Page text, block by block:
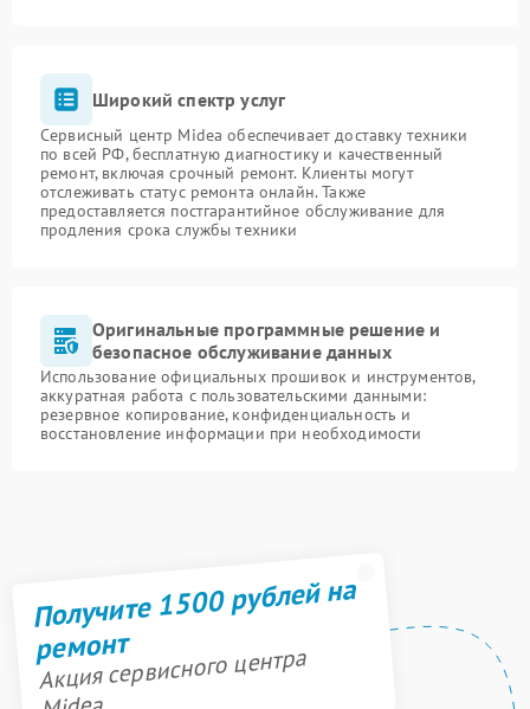
Широкий спектр услуг
Сервисный центр Midea обеспечивает доставку техники
по всей РФ, бесплатную диагностику и качественный
ремонт, включая срочный ремонт. Клиенты могут
отслеживать статус ремонта онлайн. Также
предоставляется постгарантийное обслуживание для
продления срока службы техники
Оригинальные программные решение и
безопасное обслуживание данных
Использование официальных прошивок и инструментов,
аккуратная работа с пользовательскими данными:
резервное копирование, конфиденциальность и
восстановление информации при необходимости
Получите 1500 рублей на
ремонт
Акция сервисного центра